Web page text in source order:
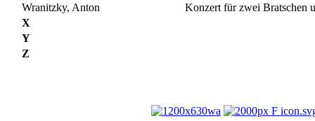
Wranitzky, Anton
Konzert für zwei Bratschen
X
Y
Z